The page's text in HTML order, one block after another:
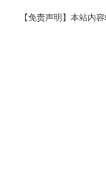
【免责声明】本站内